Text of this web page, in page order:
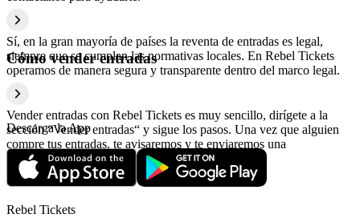
Sí, en la gran mayoría de países la reventa de entradas es legal,
siempre que se cumplan las normativas locales. En Rebel Tickets
operamos de manera segura y transparente dentro del marco legal.
Cómo vender entradas
Vender entradas con Rebel Tickets es muy sencillo, dirígete a la
sección “Vender entradas“ y sigue los pasos. Una vez que alguien
compre tus entradas, te avisaremos y te enviaremos una
confirmación con la información relativa al pago.
Descarga la App
Rebel Tickets